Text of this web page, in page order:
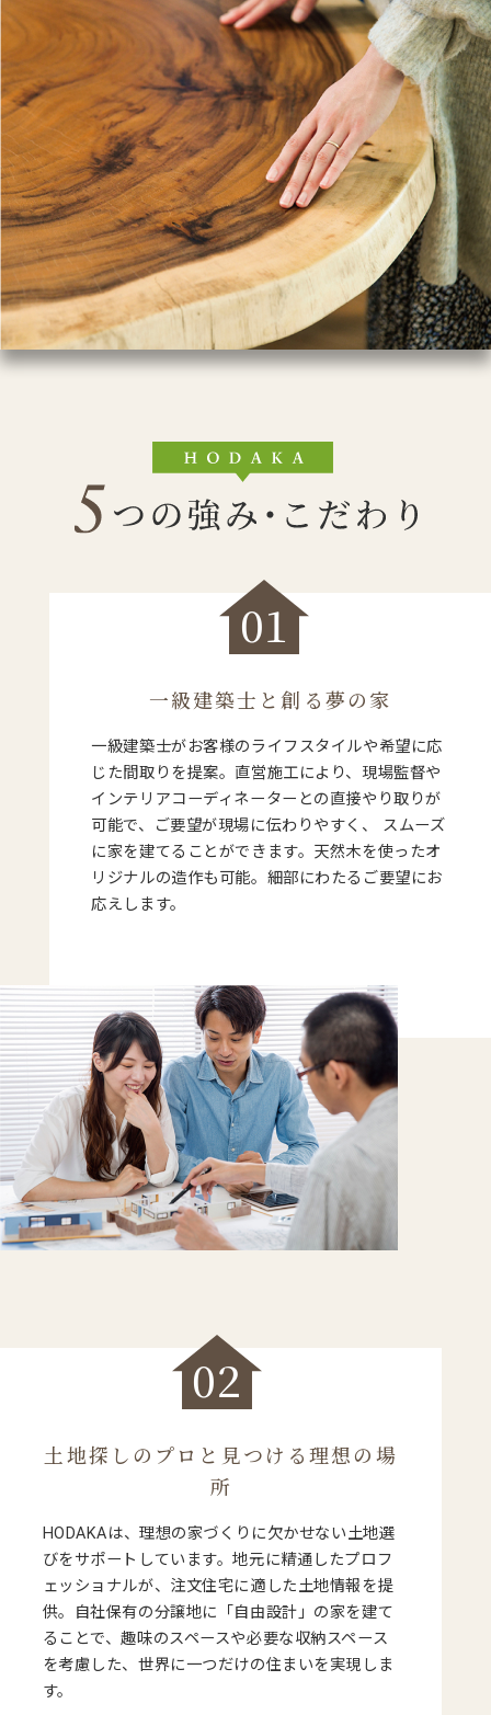
01
一級建築士と創る夢の家
一級建築士がお客様のライフスタイルや希望に応
じた間取りを提案。直営施工により、現場監督や
インテリアコーディネーターとの直接やり取りが
可能で、ご要望が現場に伝わりやすく、 スムーズ
に家を建てることができます。天然木を使ったオ
リジナルの造作も可能。細部にわたるご要望にお
応えします。
02
土地探しのプロと見つける理想の場
所
HODAKAは、理想の家づくりに欠かせない土地選
びをサポートしています。地元に精通したプロフ
ェッショナルが、注文住宅に適した土地情報を提
供。自社保有の分譲地に「自由設計」の家を建て
ることで、趣味のスペースや必要な収納スペース
を考慮した、世界に一つだけの住まいを実現しま
す。